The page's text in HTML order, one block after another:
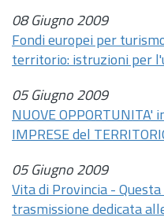
08 Giugno 2009
Fondi europei per
territorio: istruzioni per
05 Giugno 2009
NUOVE OPPORTUNITA'
IMPRESE del
05 Giugno 2009
Vita di Provincia -
trasmissione dedicata